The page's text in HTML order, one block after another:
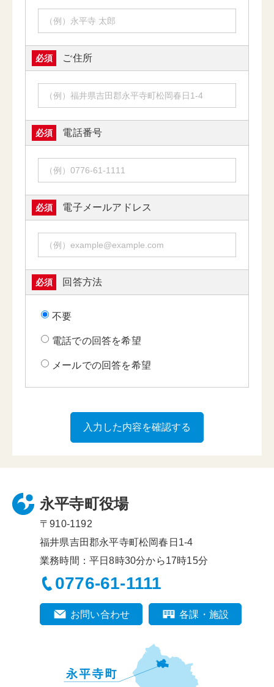
必須 ご住所
必須 電話番号
必須 電子メールアドレス
必須 回答方法
不要
電話での回答を希望
メールでの回答を希望
永平寺町役場
〒910-1192
福井県吉田郡永平寺町松岡春日1-4
業務時間：平日8時30分から17時15分
0776-61-1111
お問い合わせ 各課・施設